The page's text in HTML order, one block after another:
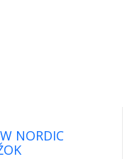
NORDIC